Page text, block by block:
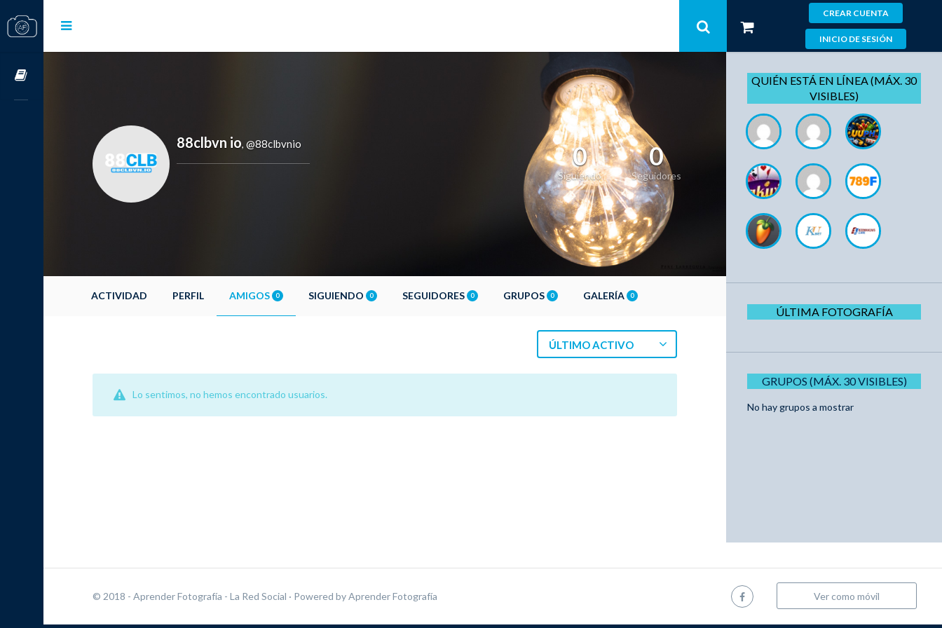
CREAR CUENTA
INICIO DE SESIÓN
88clbvn io, @88clbvnio 0
Siguiendo
0
Seguidores
ACTIVIDAD PERFIL AMIGOS 0 SIGUIENDO 0 SEGUIDORES 0 GRUPOS 0 GALERÍA 0
ÚLTIMO ACTIVO
Lo sentimos, no hemos encontrado usuarios.
QUIÉN ESTÁ EN LÍNEA (MÁX. 30
VISIBLES)
ÚLTIMA FOTOGRAFÍA
GRUPOS (MÁX. 30 VISIBLES)
No hay grupos a mostrar
© 2018 - Aprender Fotografía - La Red Social · Powered byAprender Fotografía